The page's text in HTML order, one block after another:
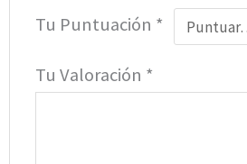
Tu Puntuación *
Tu Valoración *